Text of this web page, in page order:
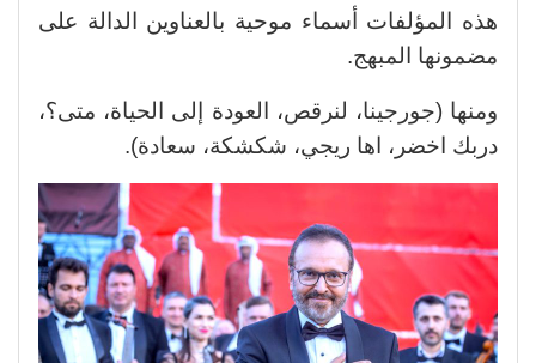
هذه المؤلفات أسماء موحية بالعناوين الدالة على
مضمونها المبهج.
ومنها (جورجينا، لنرقص، العودة إلى الحياة، متى؟،
دربك اخضر، اها ريجي، شكشكة، سعادة).